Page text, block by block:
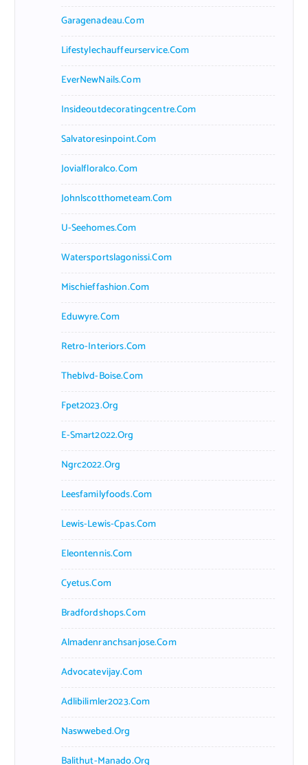
Garagenadeau.com
Lifestylechauffeurservice.com
EverNewNails.com
Insideoutdecoratingcentre.com
Salvatoresinpoint.com
Jovialfloralco.com
Johnlscotthometeam.com
U-Seehomes.com
Watersportslagonissi.com
Mischieffashion.com
Eduwyre.com
Retro-Interiors.com
Theblvd-Boise.com
Fpet2023.org
E-Smart2022.org
Ngrc2022.org
Leesfamilyfoods.com
Lewis-Lewis-Cpas.com
Eleontennis.com
Cyetus.com
Bradfordshops.com
Almadenranchsanjose.com
Advocatevijay.com
Adlibilimler2023.com
Naswwebed.org
Balithut-Manado.org